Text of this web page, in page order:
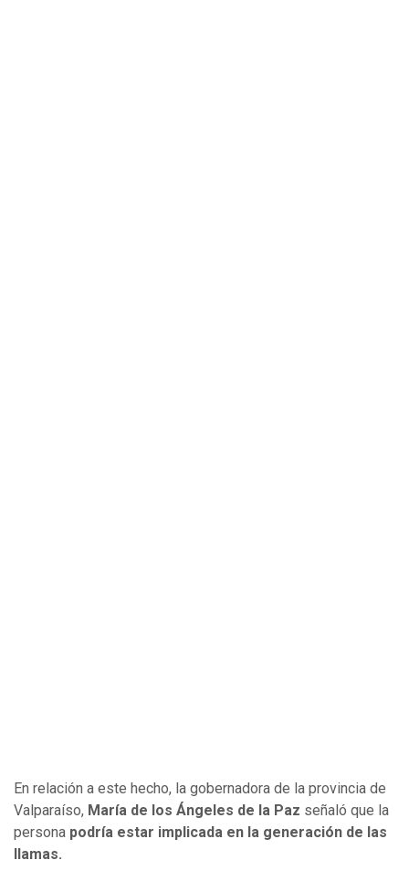
En relación a este hecho, la gobernadora de la provincia de
Valparaíso, María de los Ángeles de la Paz señaló que la
persona podría estar implicada en la generación de las
llamas.